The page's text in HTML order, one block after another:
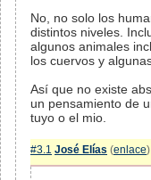
No, no solo los
distintos niveles.
algunos animales
los cuervos y
Así que no existe
un pensamiento de
tuyo o el mio.
#3.1 José Elías (enlace